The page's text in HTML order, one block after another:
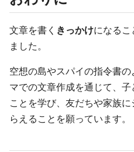
文章を書く きっかけになるこ
ました。
空想の島やスパイの指令書
マでの文章作成を通じて、
ことを学び、友だちや家族
らえることを願っています。